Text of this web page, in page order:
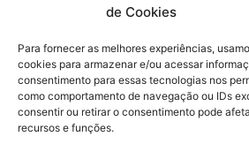
de Cookies
Para fornecer as melhores experiências,
cookies para armazenar e/ou acessar
consentimento para essas tecnologias nos
como comportamento de navegação ou IDs
consentir ou retirar o consentimento pode
recursos e funções.